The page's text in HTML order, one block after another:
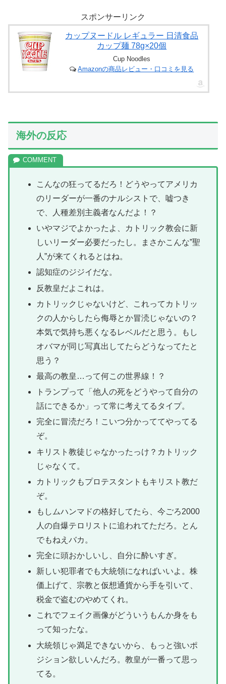
がり‥」
スポンサーリンク
カップヌードル レギュラー 日清食品
カップ麺 78g×20個
Cup Noodles
Amazonの商品レビュー・口コミを見る
海外の反応
こんなの狂ってるだろ！どうやってアメリカ
のリーダーが一番のナルシストで、嘘つき
で、人種差別主義者なんだよ！？
いやマジでよかったよ、カトリック教会に新
しいリーダー必要だったし。まさかこんな”聖
人”が来てくれるとはね。
認知症のジジイだな。
反教皇だよこれは。
カトリックじゃないけど、これってカトリッ
クの人からしたら侮辱とか冒涜じゃないの？
本気で気持ち悪くなるレベルだと思う。もし
オバマが同じ写真出してたらどうなってたと
思う？
最高の教皇…って何この世界線！？
トランプって「他人の死をどうやって自分の
話にできるか」って常に考えてるタイプ。
完全に冒涜だろ！こいつ分かっててやってる
ぞ。
キリスト教徒じゃなかったっけ？カトリック
じゃなくて。
カトリックもプロテスタントもキリスト教だ
ぞ。
もしムハンマドの格好してたら、今ごろ2000
人の自爆テロリストに追われてただろ。とん
でもねえバカ。
完全に頭おかしいし、自分に酔いすぎ。
新しい犯罪者でも大統領になればいいよ。株
価上げて、宗教と仮想通貨から手を引いて、
税金で盗むのやめてくれ。
これでフェイク画像がどういうもんか身をも
って知ったな。
大統領じゃ満足できないから、もっと強いポ
ジション欲しいんだろ。教皇が一番って思っ
てる。